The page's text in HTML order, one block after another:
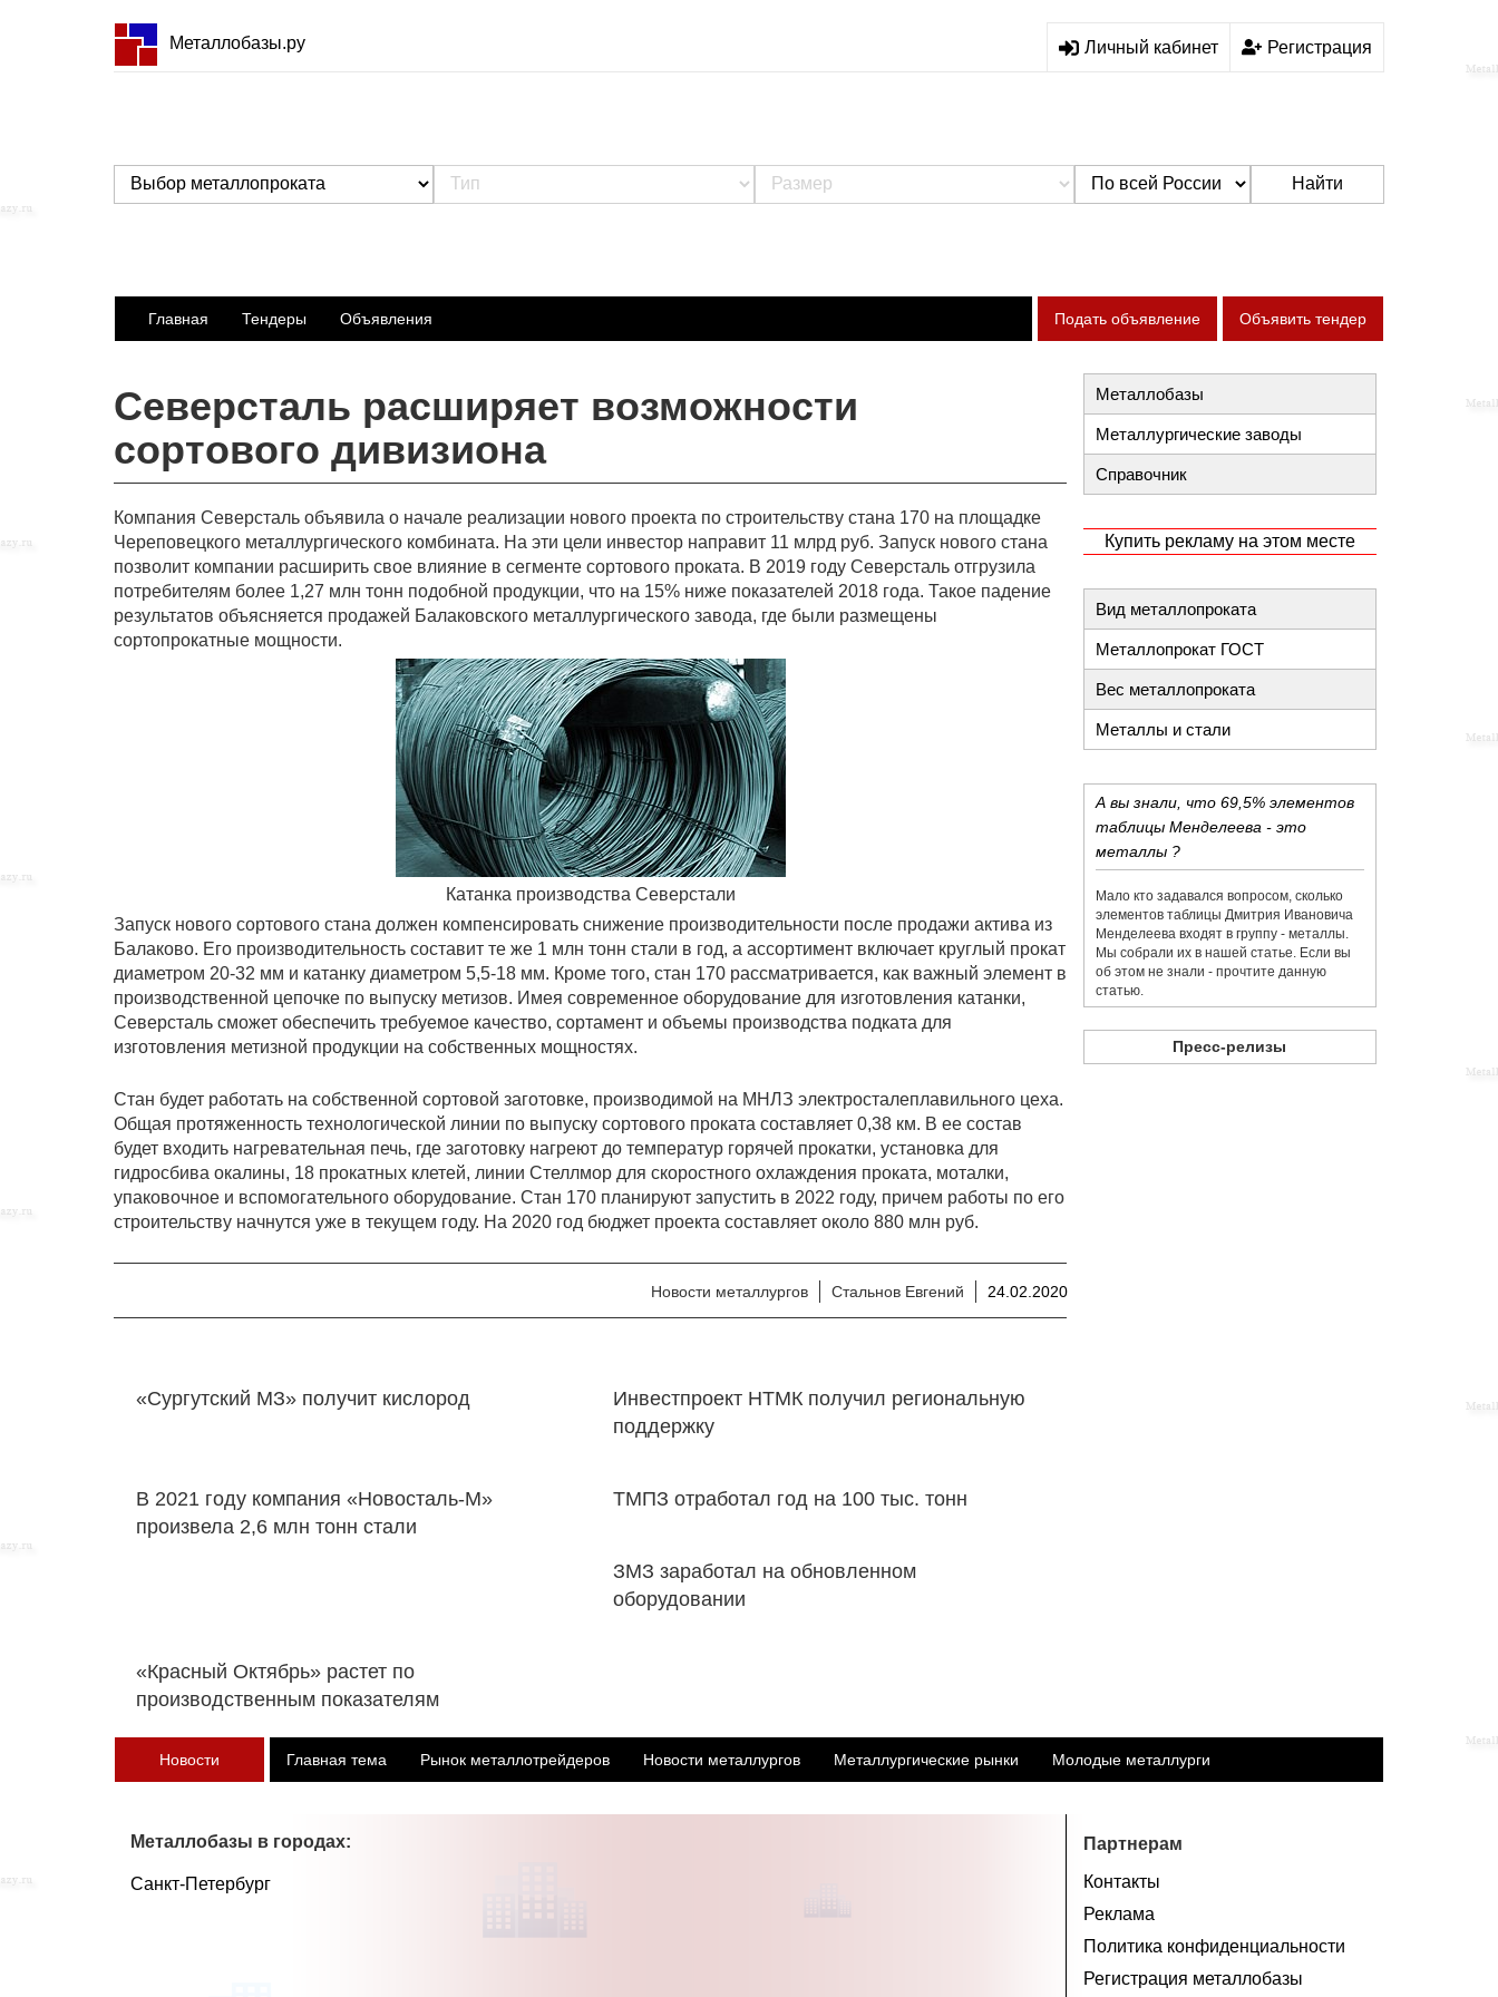
Металлобазы.ру Личный кабинет Регистрация
Найти
Главная Тендеры Объявления Подать объявление Объявить тендер
Северсталь расширяет возможности
сортового дивизиона
Компания Северсталь объявила о начале реализации нового проекта по строительству стана 170 на площадке
Череповецкого металлургического комбината. На эти цели инвестор направит 11 млрд руб. Запуск нового стана
позволит компании расширить свое влияние в сегменте сортового проката. В 2019 году Северсталь отгрузила
потребителям более 1,27 млн тонн подобной продукции, что на 15% ниже показателей 2018 года. Такое падение
результатов объясняется продажей Балаковского металлургического завода, где были размещены
сортопрокатные мощности.
Катанка производства Северстали
Запуск нового сортового стана должен компенсировать снижение производительности после продажи актива из
Балаково. Его производительность составит те же 1 млн тонн стали в год, а ассортимент включает круглый прокат
диаметром 20-32 мм и катанку диаметром 5,5-18 мм. Кроме того, стан 170 рассматривается, как важный элемент в
производственной цепочке по выпуску метизов. Имея современное оборудование для изготовления катанки,
Северсталь сможет обеспечить требуемое качество, сортамент и объемы производства подката для
изготовления метизной продукции на собственных мощностях.
Стан будет работать на собственной сортовой заготовке, производимой на МНЛЗ электросталеплавильного цеха.
Общая протяженность технологической линии по выпуску сортового проката составляет 0,38 км. В ее состав
будет входить нагревательная печь, где заготовку нагреют до температур горячей прокатки, установка для
гидросбива окалины, 18 прокатных клетей, линии Стеллмор для скоростного охлаждения проката, моталки,
упаковочное и вспомогательного оборудование. Стан 170 планируют запустить в 2022 году, причем работы по его
строительству начнутся уже в текущем году. На 2020 год бюджет проекта составляет около 880 млн руб.
Новости металлургов Стальнов Евгений 24.02.2020
«Сургутский МЗ» получит кислород
Инвестпроект НТМК получил региональную
поддержку
В 2021 году компания «Новосталь-М»
произвела 2,6 млн тонн стали
ТМПЗ отработал год на 100 тыс. тонн
ЗМЗ заработал на обновленном
оборудовании
«Красный Октябрь» растет по
производственным показателям
Металлобазы
Металлургические заводы
Справочник
Купить рекламу на этом месте
Вид металлопроката
Металлопрокат ГОСТ
Вес металлопроката
Металлы и стали
А вы знали, что 69,5% элементов
таблицы Менделеева - это
металлы ?
Мало кто задавался вопросом, сколько
элементов таблицы Дмитрия Ивановича
Менделеева входят в группу - металлы.
Мы собрали их в нашей статье. Если вы
об этом не знали - прочтите данную
статью.
Пресс-релизы
Новости Главная тема Рынок металлотрейдеров Новости металлургов Металлургические рынки Молодые металлурги
Металлобазы в городах:
Санкт-Петербург
Партнерам
Контакты
Реклама
Политика конфиденциальности
Регистрация металлобазы